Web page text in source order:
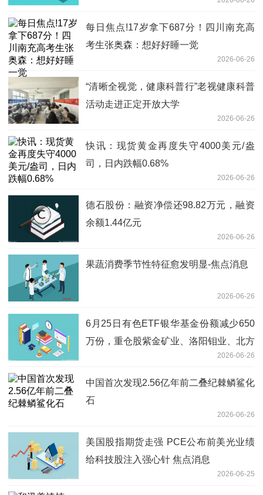
每日焦点!17岁拿下687分！四川南充高
考生张奥森：想好好睡一觉
2026-06-26
“清晰全视觉，健康科普行”老视健康科普
活动走进正定开放大学
2026-06-26
快讯：现货黄金再度失守4000美元/盎
司，日内跌幅0.68%
2026-06-26
德石股份：融资净偿还98.82万元，融资
余额1.44亿元
2026-06-26
果蔬消费季节性特征愈发明显-焦点消息
2026-06-26
6月25日有色ETF银华基金份额减少650
万份，重仓股紫金矿业、洛阳钼业、北方
2026-06-26
中国首次发现2.56亿年前二叠纪棘鳞鲨化
石
2026-06-26
美国股指期货走强 PCE公布前美光业绩
给科技股注入强心针 焦点消息
2026-06-25